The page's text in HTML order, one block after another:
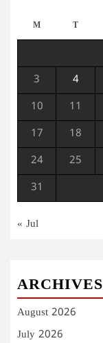
M T
3 4
10 11
17 18
24 25
31
« Jul
ARCHIVES
August 2026
July 2026